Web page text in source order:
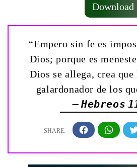
Download
“Empero sin fe es
Dios; porque es
Dios se allega, crea que
galardonador de los
— Hebreos